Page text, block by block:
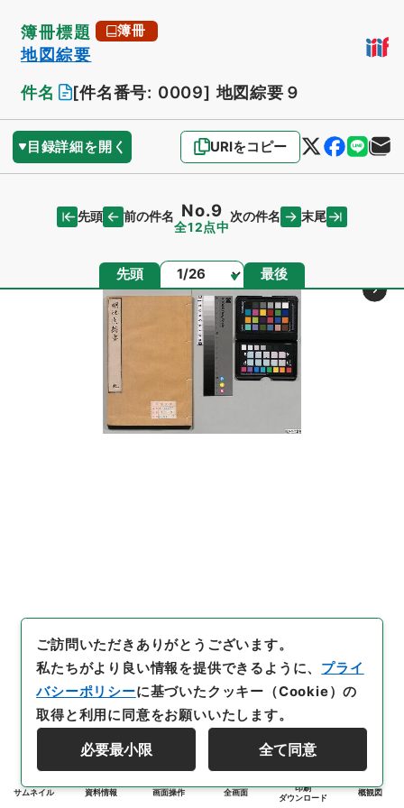
簿冊標題 簿冊
地図綜要
件名
[件名番号: 0009] 地図綜要９
目録詳細を開く URIをコピー
先頭 前の件名 No.9
全12点中
次の件名 末尾
先頭 ページ 最後
サムネイル 資料情報 画面操作 全画面
印刷
ダウンロード
概観図
ご訪問いただきありがとうございます。
私たちがより良い情報を提供できるように、 プライ
バシーポリシーに基づいたクッキー（Cookie）の
取得と利用に同意をお願いいたします。
必要最小限 全て同意